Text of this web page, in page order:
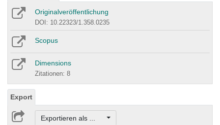
Originalveröffentlichung
DOI: 10.22323/1.358.0235
Scopus
Dimensions
Zitationen: 8
Export
Exportieren als ...